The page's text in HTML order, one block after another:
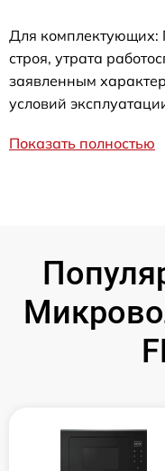
Для
строя, утрата
заявленным
условий
Показать полностью